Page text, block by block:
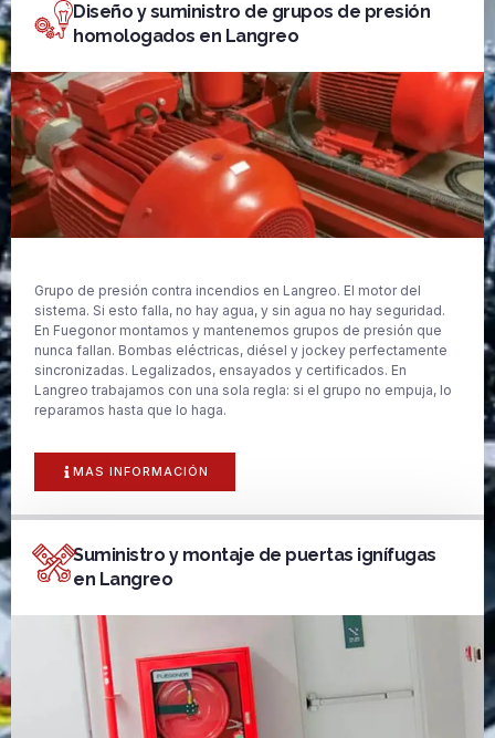
Diseño y suministro de grupos de presión
homologados en Langreo
Grupo de presión contra incendios en Langreo. El motor del
sistema. Si esto falla, no hay agua, y sin agua no hay seguridad.
En Fuegonor montamos y mantenemos grupos de presión que
nunca fallan. Bombas eléctricas, diésel y jockey perfectamente
sincronizadas. Legalizados, ensayados y certificados. En
Langreo trabajamos con una sola regla: si el grupo no empuja, lo
reparamos hasta que lo haga.
MAS INFORMACIÓN
Suministro y montaje de puertas ignífugas
en Langreo